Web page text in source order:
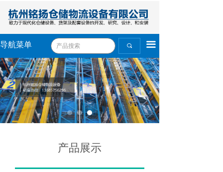
끠 끀
导航菜单
产品展示